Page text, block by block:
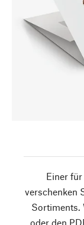
Einer
verschenken
Sortiments.
oder den